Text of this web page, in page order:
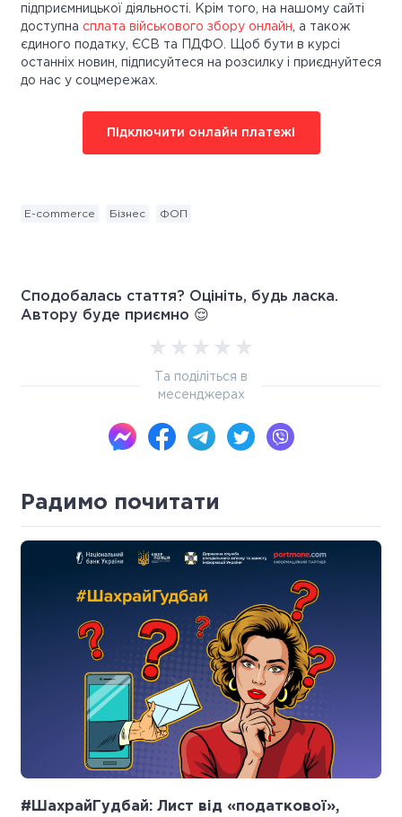
підприємницької діяльності. Крім того, на нашому сайті
доступна сплата військового збору онлайн
, а також
єдиного податку, ЄСВ та ПДФО. Щоб бути в курсі
останніх новин, підписуйтеся на розсилку і приєднуйтеся
до нас у соцмережах.
Підключити онлайн платежі
E-commerce Бізнес ФОП
Сподобалась стаття? Оцініть, будь ласка.
Автору буде приємно 😌
Та поділіться в
месенджерах
Радимо почитати
#ШахрайГудбай: Лист від «податкової»,